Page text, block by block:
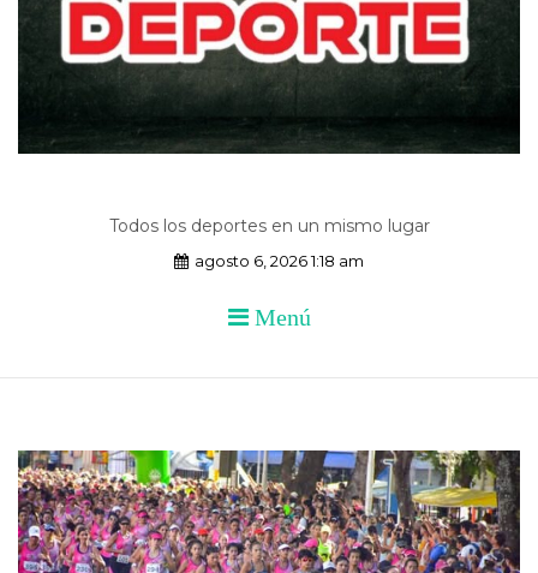
Todos los deportes en un mismo lugar
agosto 6, 2026 1:18 am
Menú